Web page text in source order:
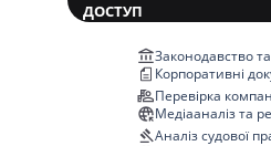
ДОСТУП
Законодавство
Корпоративні
Перевірка
Медіааналіз та
Аналіз судової